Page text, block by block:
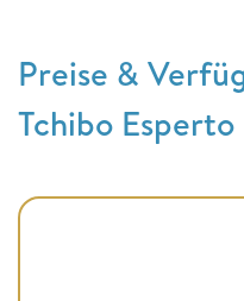
Preise &
Tchibo